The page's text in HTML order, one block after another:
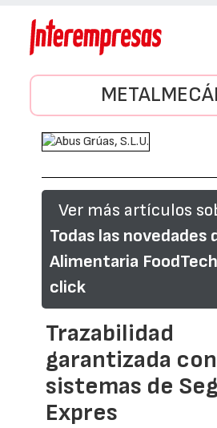
Ver más artículos
Todas las novedades
Alimentaria
click
Trazabilidad
garantizada
sistemas de
Expres